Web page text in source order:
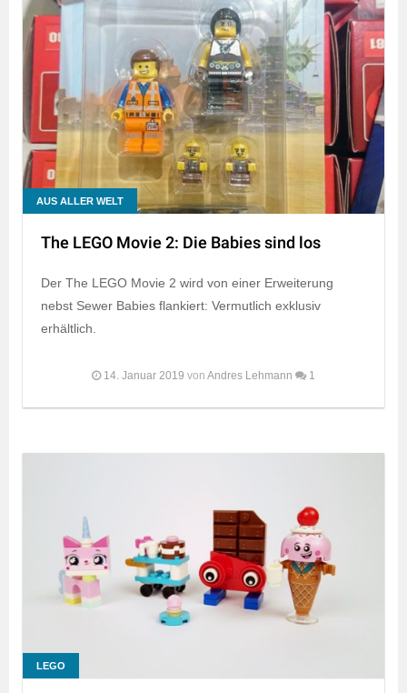
AUS ALLER WELT
The LEGO Movie 2: Die Babies sind los
Der The LEGO Movie 2 wird von einer Erweiterung
nebst Sewer Babies flankiert: Vermutlich exklusiv
erhältlich.
14. Januar 2019 von Andres Lehmann 1
LEGO